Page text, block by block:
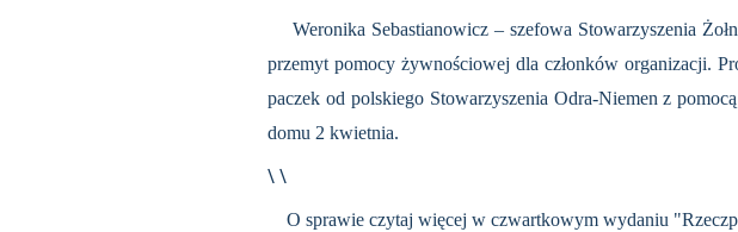
Weronika Sebastianowicz – szefowa Stowarzyszenia
przemyt pomocy żywnościowej dla członków organizacji.
paczek od polskiego Stowarzyszenia Odra-Niemen z
domu 2 kwietnia.
\ \
O sprawie czytaj więcej w czwartkowym wydaniu